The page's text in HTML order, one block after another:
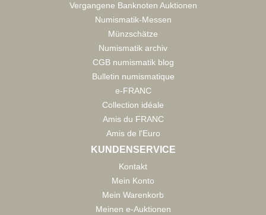
Vergangene Banknoten Auktionen
Numismatik-Messen
Münzschätze
Numismatik archiv
CGB numismatik blog
Bulletin numismatique
e-FRANC
Collection idéale
Amis du FRANC
Amis de l'Euro
KUNDENSERVICE
Kontakt
Mein Konto
Mein Warenkorb
Meinen e-Auktionen